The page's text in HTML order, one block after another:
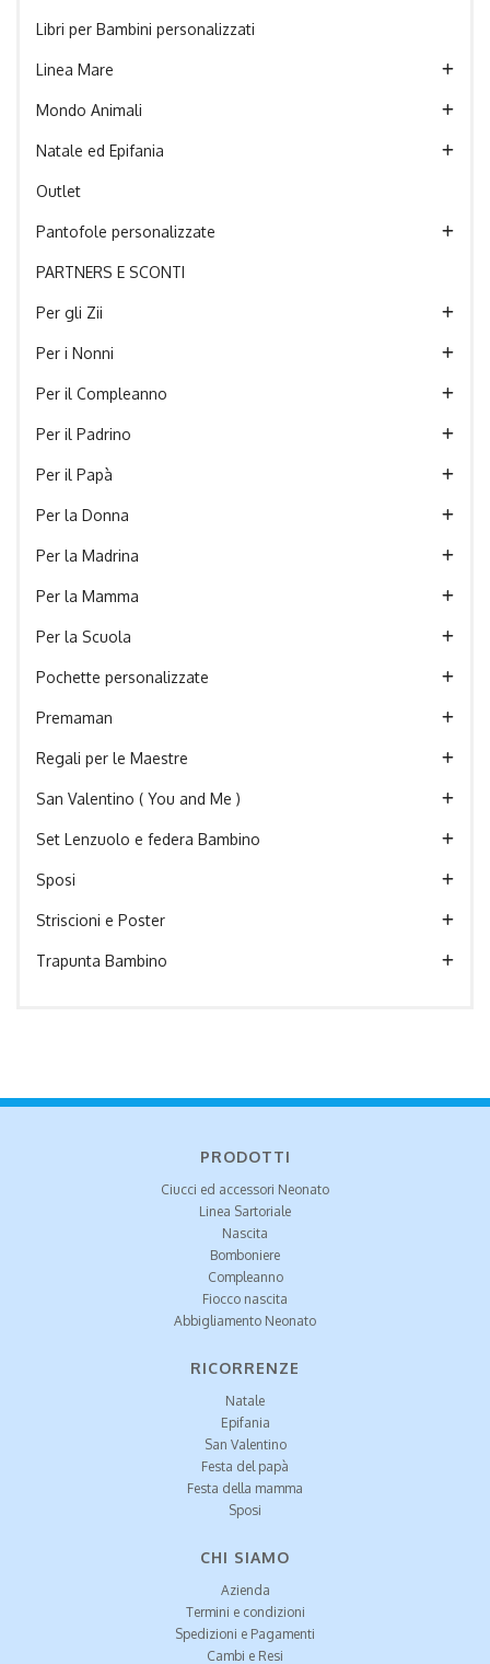
Libri per Bambini personalizzati
Linea Mare
Mondo Animali
Natale ed Epifania
Outlet
Pantofole personalizzate
PARTNERS E SCONTI
Per gli Zii
Per i Nonni
Per il Compleanno
Per il Padrino
Per il Papà
Per la Donna
Per la Madrina
Per la Mamma
Per la Scuola
Pochette personalizzate
Premaman
Regali per le Maestre
San Valentino ( You and Me )
Set Lenzuolo e federa Bambino
Sposi
Striscioni e Poster
Trapunta Bambino
PRODOTTI
Ciucci ed accessori Neonato
Linea Sartoriale
Nascita
Bomboniere
Compleanno
Fiocco nascita
Abbigliamento Neonato
RICORRENZE
Natale
Epifania
San Valentino
Festa del papà
Festa della mamma
Sposi
CHI SIAMO
Azienda
Termini e condizioni
Spedizioni e Pagamenti
Cambi e Resi